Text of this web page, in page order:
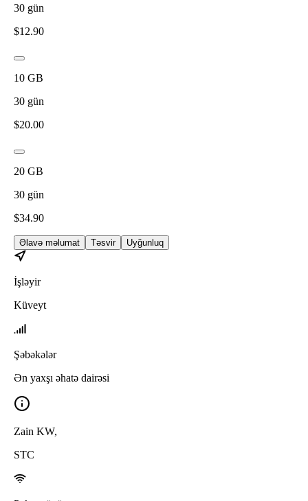
30 gün
$12.90
10 GB
30 gün
$20.00
20 GB
30 gün
$34.90
Əlavə məlumat Təsvir Uyğunluq
İşləyir
Küveyt
Şəbəkələr
Ən yaxşı əhatə dairəsi
Zain KW,
STC